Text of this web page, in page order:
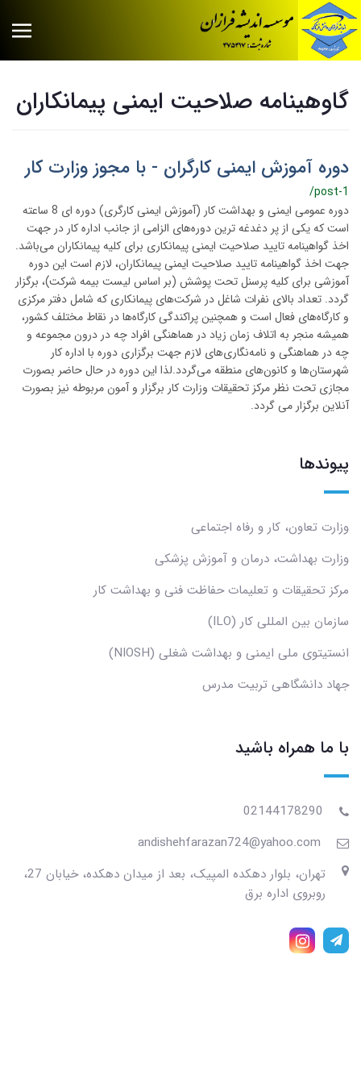
گاوهینامه صلاحیت ایمنی پیمانکاران
دوره آموزش ایمنی کارگران - با مجوز وزارت کار
/post-1
دوره عمومی ایمنی و بهداشت کار (آموزش ایمنی کارگری) دوره ای 8 ساعته
است که یکی از پر دغدغه ترین دوره‌های الزامی از جانب اداره کار در جهت
اخذ گواهینامه‌ تایید صلاحیت ایمنی پیمانکاری برای کلیه پیمانکاران می‌باشد.
جهت اخذ گواهینامه تایید صلاحیت ایمنی پیمانکاران، لازم است این دوره
آموزشی برای کلیه پرسنل تحت پوشش (بر اساس لیست بیمه شرکت)، برگزار
گردد. تعداد بالای نفرات شاغل در شرکت‌های پیمانکاری که شامل دفتر مرکزی
و کارگاه‌های فعال است و همچنین پراکندگی کارگاه‌ها در نقاط مختلف کشور،
همیشه منجر به اتلاف زمان زیاد در هماهنگی افراد چه در درون مجموعه و
چه در هماهنگی و نامه‌نگاری‌های لازم جهت برگزاری دوره با اداره کار
شهرستان‌ها و کانون‌های منطقه می‌گردد.لذا این دوره در حال حاضر بصورت
مجازی تحت نظر مرکز تحقیقات وزارت کار برگزار و آمون مربوطه نیز بصورت
آنلاین برگزار می گردد.
پیوندها
وزارت تعاون، کار و رفاه اجتماعی
وزارت بهداشت، درمان و آموزش پزشکی
مرکز تحقیقات و تعلیمات حفاظت فنی و بهداشت کار
سازمان بین المللی کار (ILO)
انستیتوی ملی ایمنی و بهداشت شغلی (NIOSH)
جهاد دانشگاهی تربیت مدرس
با ما همراه باشید
02144178290
andishehfarazan724@yahoo.com
تهران، بلوار دهکده المپیک، بعد از میدان دهکده، خیابان 27،
روبروی اداره برق